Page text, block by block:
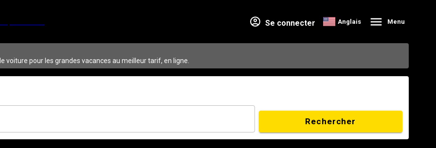
Se connecter Anglais Menu
voiture pour les grandes vacances au meilleur tarif, en ligne.
Rechercher